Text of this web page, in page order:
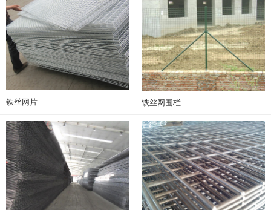
铁丝网片 铁丝网围栏